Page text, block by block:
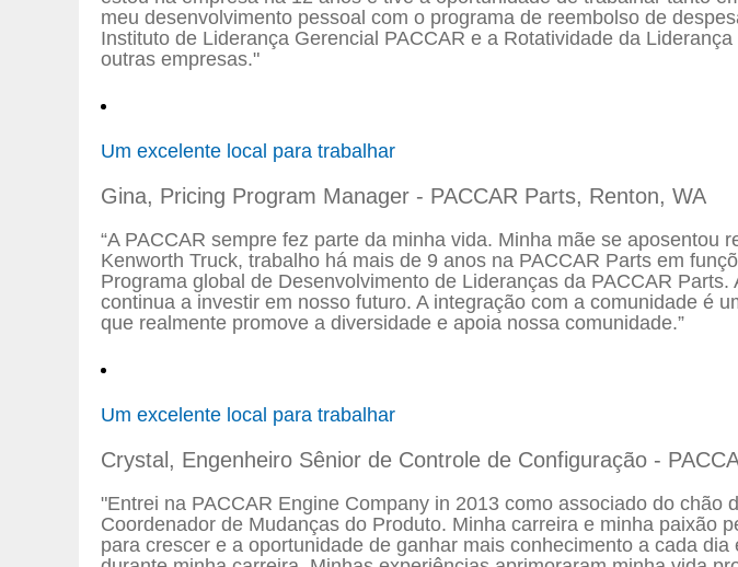
meu desenvolvimento pessoal com o programa de reembolso de
Instituto de Liderança Gerencial PACCAR e a Rotatividade da
outras empresas."
Um excelente local para trabalhar
Gina, Pricing Program Manager - PACCAR Parts, Renton, WA
“A PACCAR sempre fez parte da minha vida. Minha mãe se
Kenworth Truck, trabalho há mais de 9 anos na PACCAR Parts em
Programa global de Desenvolvimento de Lideranças da PACCAR
continua a investir em nosso futuro. A integração com a comunidade é
que realmente promove a diversidade e apoia nossa comunidade.”
Um excelente local para trabalhar
Crystal, Engenheiro Sênior de Controle de Configuração -
"Entrei na PACCAR Engine Company in 2013 como associado do
Coordenador de Mudanças do Produto. Minha carreira e minha paixão
para crescer e a oportunidade de ganhar mais conhecimento a cada